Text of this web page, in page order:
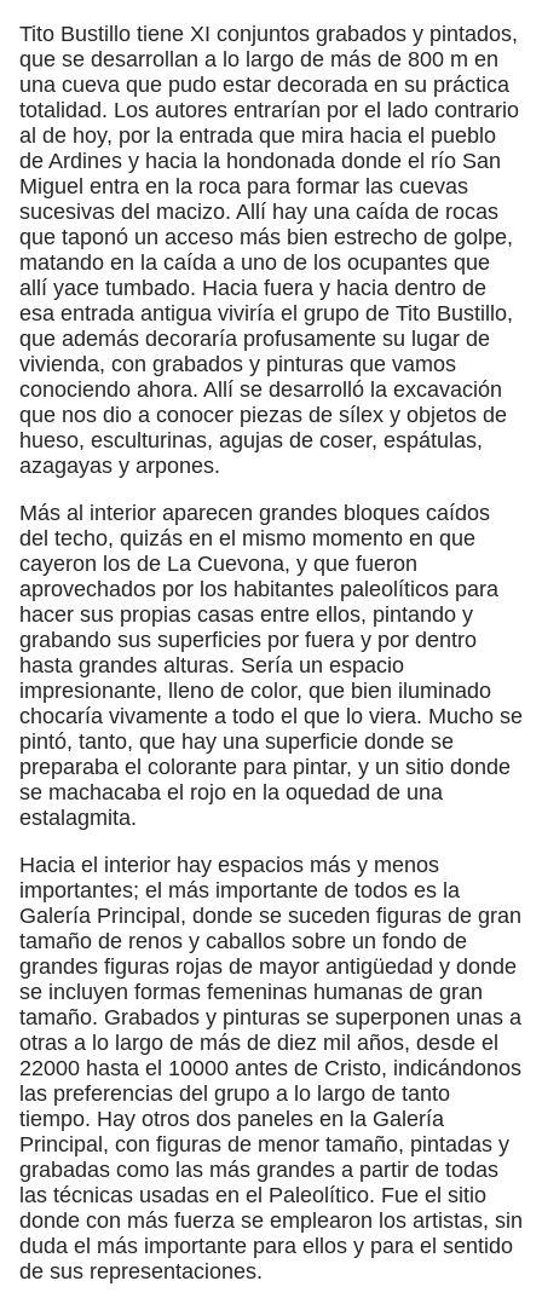
Tito Bustillo tiene XI conjuntos grabados y pintados,
que se desarrollan a lo largo de más de 800 m en
una cueva que pudo estar decorada en su práctica
totalidad. Los autores entrarían por el lado contrario
al de hoy, por la entrada que mira hacia el pueblo
de Ardines y hacia la hondonada donde el río San
Miguel entra en la roca para formar las cuevas
sucesivas del macizo. Allí hay una caída de rocas
que taponó un acceso más bien estrecho de golpe,
matando en la caída a uno de los ocupantes que
allí yace tumbado. Hacia fuera y hacia dentro de
esa entrada antigua viviría el grupo de Tito Bustillo,
que además decoraría profusamente su lugar de
vivienda, con grabados y pinturas que vamos
conociendo ahora. Allí se desarrolló la excavación
que nos dio a conocer piezas de sílex y objetos de
hueso, esculturinas, agujas de coser, espátulas,
azagayas y arpones.
Más al interior aparecen grandes bloques caídos
del techo, quizás en el mismo momento en que
cayeron los de La Cuevona, y que fueron
aprovechados por los habitantes paleolíticos para
hacer sus propias casas entre ellos, pintando y
grabando sus superficies por fuera y por dentro
hasta grandes alturas. Sería un espacio
impresionante, lleno de color, que bien iluminado
chocaría vivamente a todo el que lo viera. Mucho se
pintó, tanto, que hay una superficie donde se
preparaba el colorante para pintar, y un sitio donde
se machacaba el rojo en la oquedad de una
estalagmita.
Hacia el interior hay espacios más y menos
importantes; el más importante de todos es la
Galería Principal, donde se suceden figuras de gran
tamaño de renos y caballos sobre un fondo de
grandes figuras rojas de mayor antigüedad y donde
se incluyen formas femeninas humanas de gran
tamaño. Grabados y pinturas se superponen unas a
otras a lo largo de más de diez mil años, desde el
22000 hasta el 10000 antes de Cristo, indicándonos
las preferencias del grupo a lo largo de tanto
tiempo. Hay otros dos paneles en la Galería
Principal, con figuras de menor tamaño, pintadas y
grabadas como las más grandes a partir de todas
las técnicas usadas en el Paleolítico. Fue el sitio
donde con más fuerza se emplearon los artistas, sin
duda el más importante para ellos y para el sentido
de sus representaciones.